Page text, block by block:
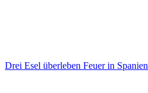
Drei Esel überleben Feuer in Spanien